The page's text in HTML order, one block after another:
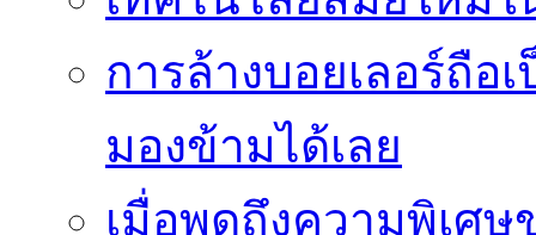
การล้างบอยเลอร์ถื
มองข้ามได้เลย
เมื่อพูดถึงความพิเศษ